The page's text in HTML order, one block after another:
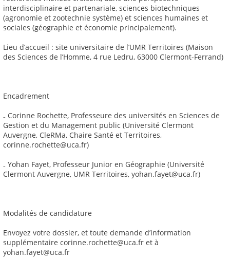
interdisciplinaire et partenariale, sciences biotechniques
(agronomie et zootechnie système) et sciences humaines et
sociales (géographie et économie principalement).
Lieu d’accueil : site universitaire de l’UMR Territoires (Maison
des Sciences de l’Homme, 4 rue Ledru, 63000 Clermont-Ferrand)
Encadrement
₋ Corinne Rochette, Professeure des universités en Sciences de
Gestion et du Management public (Université Clermont
Auvergne, CleRMa, Chaire Santé et Territoires,
corinne.rochette@uca.fr)
₋ Yohan Fayet, Professeur Junior en Géographie (Université
Clermont Auvergne, UMR Territoires, yohan.fayet@uca.fr)
Modalités de candidature
Envoyez votre dossier, et toute demande d’information
supplémentaire corinne.rochette@uca.fr et à
yohan.fayet@uca.fr